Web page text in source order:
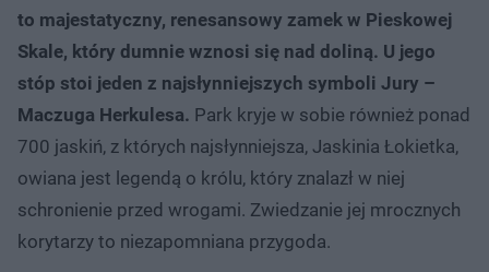
to majestatyczny, renesansowy zamek w Pieskowej
Skale, który dumnie wznosi się nad doliną. U jego
stóp stoi jeden z najsłynniejszych symboli Jury –
Maczuga Herkulesa. Park kryje w sobie również ponad
700 jaskiń, z których najsłynniejsza, Jaskinia Łokietka,
owiana jest legendą o królu, który znalazł w niej
schronienie przed wrogami. Zwiedzanie jej mrocznych
korytarzy to niezapomniana przygoda.